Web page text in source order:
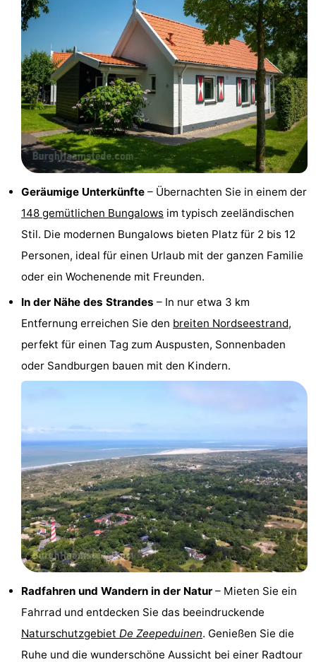
van
Valleien
Soeten
Blick
Zeeland
Village
Zeeuwse
Kust
Zonnedorp
Hof
van
Haamstede
Hotels
Zimmer
(mit
Frühstück)
Lastminutes
Strand
Mühlen
Aussichtspunkte
Attraktionen
Rundfahrten
Indoor-
Spielplätze
Bowling
Geräumige Unterkünfte – Übernachten Sie in einem der
148 gemütlichen Bungalows im typisch zeeländischen
Stil. Die modernen Bungalows bieten Platz für 2 bis 12
Personen, ideal für einen Urlaub mit der ganzen Familie
oder ein Wochenende mit Freunden.
In der Nähe des Strandes – In nur etwa 3 km
Entfernung erreichen Sie den breiten Nordseestrand,
perfekt für einen Tag zum Auspusten, Sonnenbaden
oder Sandburgen bauen mit den Kindern.
Radfahren und Wandern in der Natur – Mieten Sie ein
Fahrrad und entdecken Sie das beeindruckende
Naturschutzgebiet De Zeepeduinen. Genießen Sie die
Ruhe und die wunderschöne Aussicht bei einer Radtour